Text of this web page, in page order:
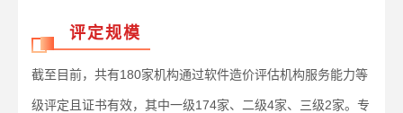
评定规模
截至目前，共有180家机构通过软件造价评估机构服务能力等
级评定且证书有效，其中一级174家、二级4家、三级2家。专